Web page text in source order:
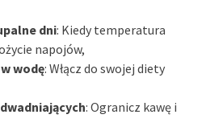
dni: Kiedy temperatura
napojów,
wodę: Włącz do swojej diety
: Ogranicz kawę i